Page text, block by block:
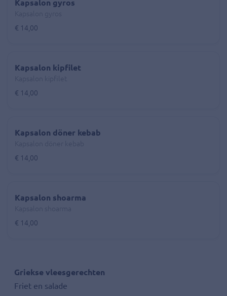
Kapsalon gyros
€ 14,00
Kapsalon kipfilet
€ 14,00
Kapsalon döner kebab
€ 14,00
Kapsalon shoarma
€ 14,00
Griekse vleesgerechten
Friet en salade